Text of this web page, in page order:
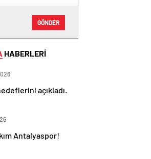
GÖNDER
HABERLERİ
açıkladı.
Antalyaspor!